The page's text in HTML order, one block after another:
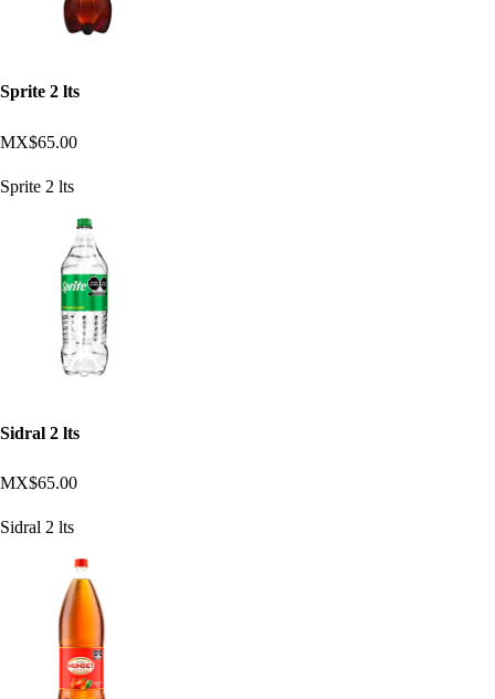
Sprite 2 lts
MX$65.00
Sprite 2 lts
Sidral 2 lts
MX$65.00
Sidral 2 lts